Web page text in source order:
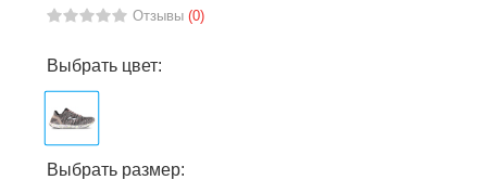
Отзывы (0)
Выбрать цвет:
Выбрать размер: